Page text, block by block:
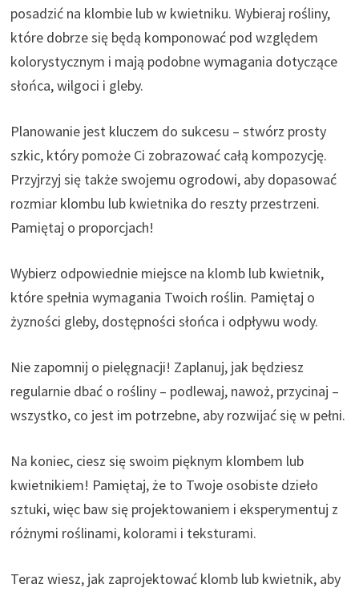
posadzić na klombie lub w kwietniku. Wybieraj rośliny,
które dobrze się będą komponować pod względem
kolorystycznym i mają podobne wymagania dotyczące
słońca, wilgoci i gleby.
Planowanie jest kluczem do sukcesu – stwórz prosty
szkic, który pomoże Ci zobrazować całą kompozycję.
Przyjrzyj się także swojemu ogrodowi, aby dopasować
rozmiar klombu lub kwietnika do reszty przestrzeni.
Pamiętaj o proporcjach!
Wybierz odpowiednie miejsce na klomb lub kwietnik,
które spełnia wymagania Twoich roślin. Pamiętaj o
żyzności gleby, dostępności słońca i odpływu wody.
Nie zapomnij o pielęgnacji! Zaplanuj, jak będziesz
regularnie dbać o rośliny – podlewaj, nawoż, przycinaj –
wszystko, co jest im potrzebne, aby rozwijać się w pełni.
Na koniec, ciesz się swoim pięknym klombem lub
kwietnikiem! Pamiętaj, że to Twoje osobiste dzieło
sztuki, więc baw się projektowaniem i eksperymentuj z
różnymi roślinami, kolorami i teksturami.
Teraz wiesz, jak zaprojektować klomb lub kwietnik, aby